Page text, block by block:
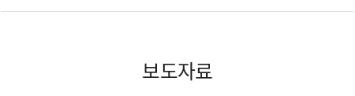
보도자료